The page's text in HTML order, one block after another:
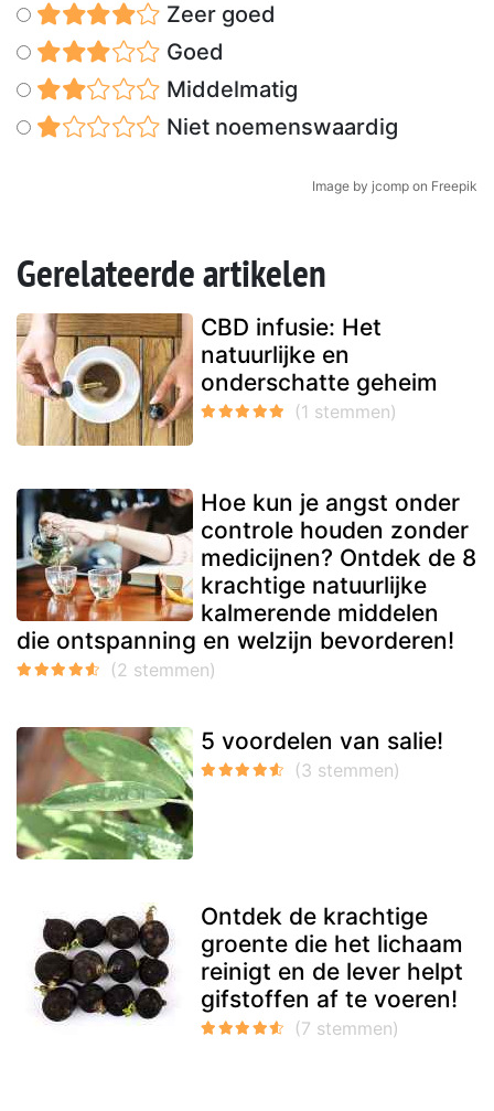
Zeer goed
Goed
Middelmatig
Niet noemenswaardig
Image by jcomp on Freepik
Gerelateerde artikelen
CBD infusie: Het
natuurlijke en
onderschatte geheim
Hoe kun je angst onder
controle houden zonder
medicijnen? Ontdek de 8
krachtige natuurlijke
kalmerende middelen
die ontspanning en welzijn bevorderen!
5 voordelen van salie!
Ontdek de krachtige
groente die het lichaam
reinigt en de lever helpt
gifstoffen af ​​te voeren!